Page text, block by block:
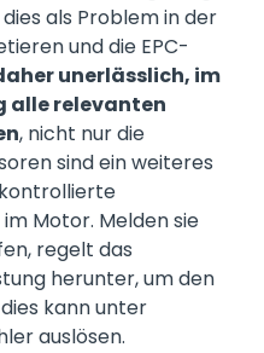
als Problem in der
und die EPC-
unerlässlich, im
alle relevanten
, nicht nur die
sind ein weiteres
Motor. Melden sie
regelt das
herunter, um den
kann unter
auslösen.